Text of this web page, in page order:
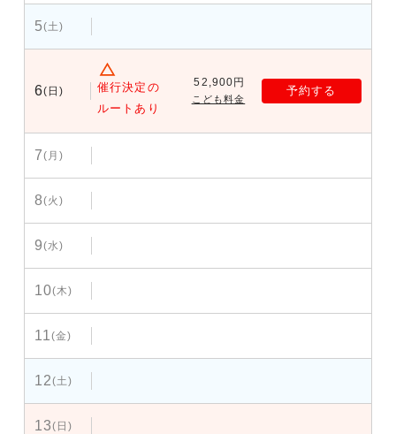
5(土)
6(日)
催行決定の
ルートあり
52,900円
こども料金
予約する
7(月)
8(火)
9(水)
10(木)
11(金)
12(土)
13(日)